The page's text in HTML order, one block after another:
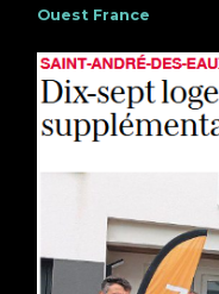
Ouest France